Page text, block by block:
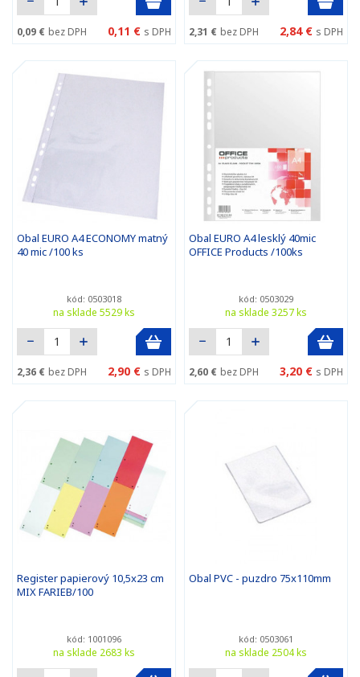
0,09 € bez DPH 0,11 € s DPH 2,31 € bez DPH 2,84 € s DPH
Obal EURO A4 ECONOMY matný
40 mic /100 ks
kód: 0503018
na sklade 5529 ks
2,36 € bez DPH 2,90 € s DPH
Obal EURO A4 lesklý 40mic
OFFICE Products /100ks
kód: 0503029
na sklade 3257 ks
2,60 € bez DPH 3,20 € s DPH
Register papierový 10,5x23 cm
MIX FARIEB/100
kód: 1001096
na sklade 2683 ks
Obal PVC - puzdro 75x110mm
kód: 0503061
na sklade 2504 ks